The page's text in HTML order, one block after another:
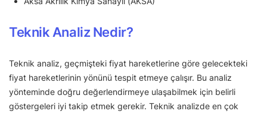
Teknik Analiz Nedir?
Teknik analiz, geçmişteki fiyat hareketlerine göre gelecekteki
fiyat hareketlerinin yönünü tespit etmeye çalışır. Bu analiz
yönteminde doğru değerlendirmeye ulaşabilmek için belirli
göstergeleri iyi takip etmek gerekir. Teknik analizde en çok